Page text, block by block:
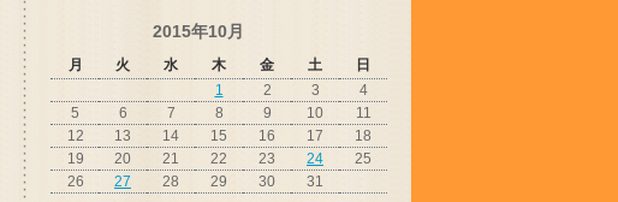
2015年10月
月 火 水 木 金 土 日
1 2 3
4
5
6 7 8 9 10
11
12
13 14 15 16 17
18
19
20 21 22 23 24
25
26
27 28 29 30 31